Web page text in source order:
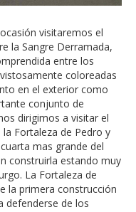
visitaremos el
la Sangre Derramada,
entre los
coloreadas
en el exterior como
conjunto de
dirigimos a visitar el
Fortaleza de Pedro y
mas grande del
construirla estando muy
La Fortaleza de
la primera construcción
defenderse de los